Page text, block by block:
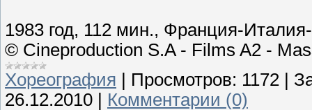
1983 год, 112 мин., Франция-
© Cineproduction S.A - Films A2 -
Хореография | Просмотров: 1172 |
26.12.2010 | Комментарии (0)